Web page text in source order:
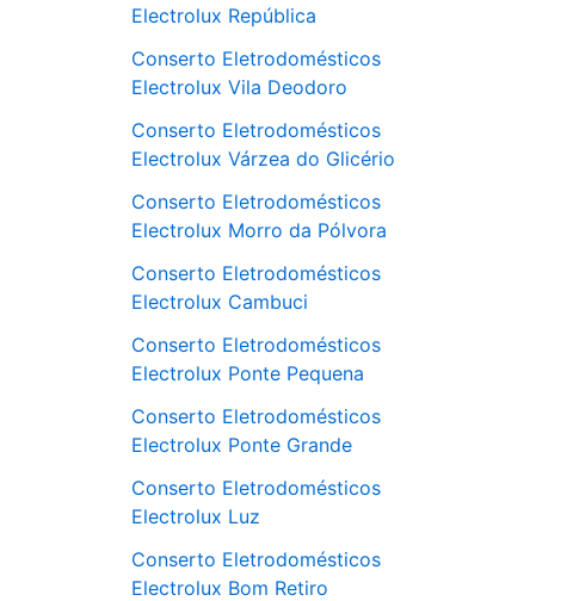
Electrolux República
Conserto Eletrodomésticos
Electrolux Vila Deodoro
Conserto Eletrodomésticos
Electrolux Várzea do Glicério
Conserto Eletrodomésticos
Electrolux Morro da Pólvora
Conserto Eletrodomésticos
Electrolux Cambuci
Conserto Eletrodomésticos
Electrolux Ponte Pequena
Conserto Eletrodomésticos
Electrolux Ponte Grande
Conserto Eletrodomésticos
Electrolux Luz
Conserto Eletrodomésticos
Electrolux Bom Retiro